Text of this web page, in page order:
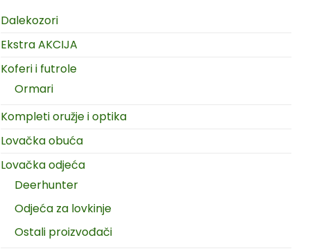
Dalekozori
Ekstra AKCIJA
Koferi i futrole
Ormari
Kompleti oružje i optika
Lovačka obuća
Lovačka odjeća
Deerhunter
Odjeća za lovkinje
Ostali proizvođači